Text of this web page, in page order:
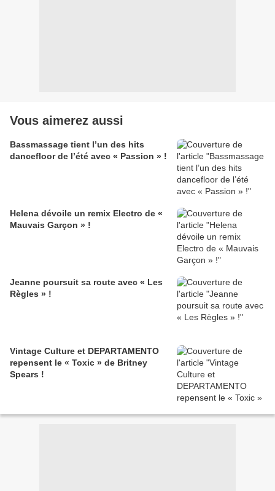
Vous aimerez aussi
Bassmassage tient l’un des hits
dancefloor de l’été avec « Passion » !
Helena dévoile un remix Electro de «
Mauvais Garçon » !
Jeanne poursuit sa route avec « Les
Règles » !
Vintage Culture et DEPARTAMENTO
repensent le « Toxic » de Britney
Spears !